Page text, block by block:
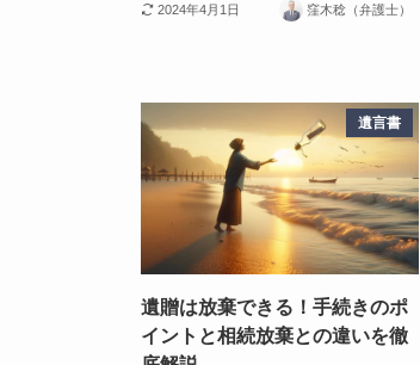
2024年4月1日 窪木稔（弁護士）
遺言書
遺贈は放棄できる！手続きのポ
イントと相続放棄との違いを徹